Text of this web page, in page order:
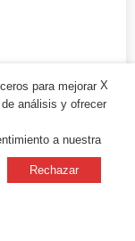
X
para mejorar
análisis y ofrecer
a nuestra
Rechazar